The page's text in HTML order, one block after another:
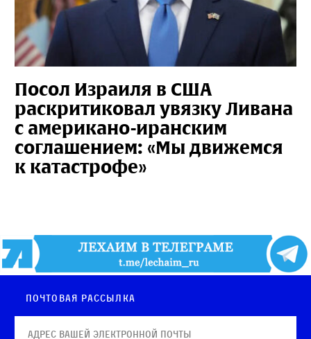
Посол Израиля в США
раскритиковал увязку Ливана
с американо-иранским
соглашением: «Мы движемся
к катастрофе»
Почтовая рассылка